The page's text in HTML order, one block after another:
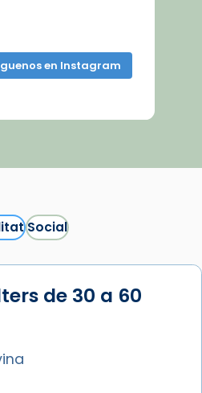
en Instagram
Social
de 30 a 60